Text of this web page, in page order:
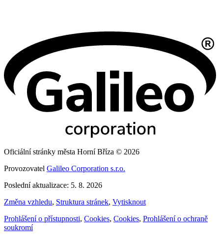
Oficiální stránky města Horní Bříza © 2026
Provozovatel Galileo Corporation s.r.o.
Poslední aktualizace: 5. 8. 2026
Změna vzhledu, Struktura stránek, Vytisknout
Prohlášení o přístupnosti, Cookies, Cookies, Prohlášení o ochraně
soukromí